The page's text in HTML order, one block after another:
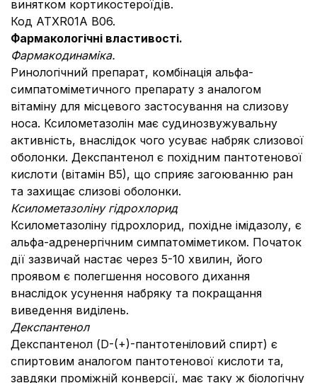
винятком кортикостероїдів.
Код АТХR01А В06.
Фармакологічні властивості.
Фармакодинаміка.
Ринологічний препарат, комбінація альфа-
симпатоміметичного препарату з аналогом
вітаміну для місцевого застосування на слизову
носа. Ксилометазолін має судинозвужувальну
активність, внаслідок чого усуває набряк слизової
оболонки. Декспантенол є похідним пантотенової
кислоти (вітамін В5), що сприяє загоюванню ран
та захищає слизові оболонки.
Ксилометазоліну гідрохлорид
Ксилометазоліну гідрохлорид, похідне імідазолу, є
альфа-адренергічним симпатоміметиком. Початок
дії зазвичай настає через 5-10 хвилин, його
проявом є полегшення носового дихання
внаслідок усунення набряку та покращання
виведення виділень.
Декспантенол
Декспантенол (D-(+)-пантотеніловий спирт) є
спиртовим аналогом пантотенової кислоти та,
завдяки проміжній конверсії, має таку ж біологічну